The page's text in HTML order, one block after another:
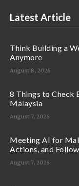
Latest Article
Think Building a
Anymore
August 8, 2026
8 Things to Check
Malaysia
August 7, 2026
Meeting AI for
Actions, and
August 7, 2026